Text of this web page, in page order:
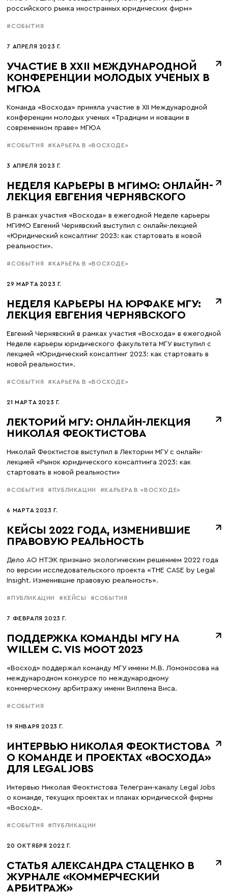
российского рынка иностранных юридических фирм»
#СОБЫТИЯ
7 АПРЕЛЯ 2023 Г.
УЧАСТИЕ В XXII МЕЖДУНАРОДНОЙ
КОНФЕРЕНЦИИ МОЛОДЫХ УЧЕНЫХ В
МГЮА
Команда «Восхода» приняла участие в XII Международной
конференции молодых ученых «Традиции и новации в
современном праве» МГЮА
#СОБЫТИЯ #КАРЬЕРА В «ВОСХОДЕ»
3 АПРЕЛЯ 2023 Г.
НЕДЕЛЯ КАРЬЕРЫ В МГИМО: ОНЛАЙН-
ЛЕКЦИЯ ЕВГЕНИЯ ЧЕРНЯВСКОГО
В рамках участия «Восхода» в ежегодной Неделе карьеры
МГИМО Евгений Чернявский выступил с онлайн-лекцией
«Юридический консалтинг 2023: как стартовать в новой
реальности».
#СОБЫТИЯ #КАРЬЕРА В «ВОСХОДЕ»
29 МАРТА 2023 Г.
НЕДЕЛЯ КАРЬЕРЫ НА ЮРФАКЕ МГУ:
ЛЕКЦИЯ ЕВГЕНИЯ ЧЕРНЯВСКОГО
Евгений Чернявский в рамках участия «Восхода» в ежегодной
Неделе карьеры юридического факультета МГУ выступил с
лекцией «Юридический консалтинг 2023: как стартовать в
новой реальности».
#СОБЫТИЯ #КАРЬЕРА В «ВОСХОДЕ»
21 МАРТА 2023 Г.
ЛЕКТОРИЙ МГУ: ОНЛАЙН-ЛЕКЦИЯ
НИКОЛАЯ ФЕОКТИСТОВА
Николай Феоктистов выступил в Лектории МГУ с онлайн-
лекцией «Рынок юридического консалтинга 2023: как
стартовать в новой реальности»
#СОБЫТИЯ #ПУБЛИКАЦИИ #КАРЬЕРА В «ВОСХОДЕ»
6 МАРТА 2023 Г.
КЕЙСЫ 2022 ГОДА, ИЗМЕНИВШИЕ
ПРАВОВУЮ РЕАЛЬНОСТЬ
Дело АО НТЭК признано экологическим решением 2022 года
по версии исследовательского проекта «THE CASE by Legal
Insight. Изменившие правовую реальность».
#ПУБЛИКАЦИИ #КЕЙСЫ #СОБЫТИЯ
7 ФЕВРАЛЯ 2023 Г.
ПОДДЕРЖКА КОМАНДЫ МГУ НА
WILLEM C. VIS MOOT 2023
«Восход» поддержал команду МГУ имени М.В. Ломоносова на
международном конкурсе по международному
коммерческому арбитражу имени Виллема Виса.
#СОБЫТИЯ
19 ЯНВАРЯ 2023 Г.
ИНТЕРВЬЮ НИКОЛАЯ ФЕОКТИСТОВА
О КОМАНДЕ И ПРОЕКТАХ «ВОСХОДА»
ДЛЯ LEGAL JOBS
Интервью Николая Феоктистова Телеграм-каналу Legal Jobs
о команде, текущих проектах и планах юридической фирмы
«Восход».
#СОБЫТИЯ #ПУБЛИКАЦИИ
20 ОКТЯБРЯ 2022 Г.
СТАТЬЯ АЛЕКСАНДРА СТАЦЕНКО В
ЖУРНАЛЕ «КОММЕРЧЕСКИЙ
АРБИТРАЖ»